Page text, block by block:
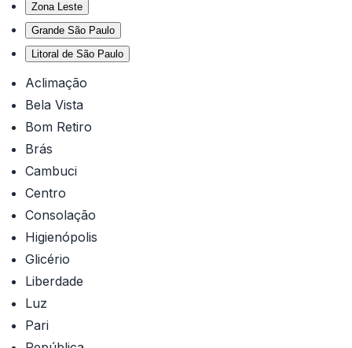
Zona Leste
Grande São Paulo
Litoral de São Paulo
Aclimação
Bela Vista
Bom Retiro
Brás
Cambuci
Centro
Consolação
Higienópolis
Glicério
Liberdade
Luz
Pari